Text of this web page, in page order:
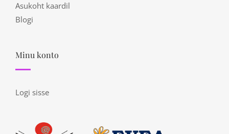
Asukoht kaardil
Blogi
Minu konto
Logi sisse